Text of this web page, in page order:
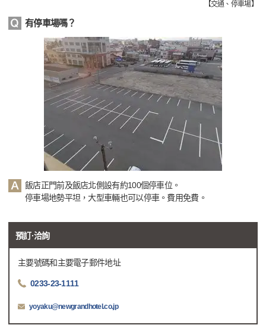
【交通、停車場】
有停車場嗎？
飯店正門前及飯店北側設有約100個停車位。
停車場地勢平坦，大型車輛也可以停車。費用免費。
預訂·洽詢
主要號碼和主要電子郵件地址
0233-23-1111
yoyaku@newgrandhotel.co.jp